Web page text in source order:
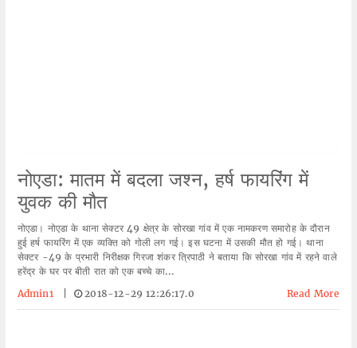
नोएडा: मातम में बदला जश्न, हर्ष फायरिंग में
युवक की मौत
नोएडा। नोएडा के थाना सेक्टर 49 क्षेत्र के सोरखा गांव में एक नामकरण समारोह के दौरान
हुई हर्ष फायरिंग में एक व्यक्ति को गोली लग गई। इस घटना में उसकी मौत हो गई। थाना
सेक्टर -49 के प्रभारी निरीक्षक गिरजा शंकर त्रिपाठी ने बताया कि सोरखा गांव में रहने वाले
हरेंद्र के घर पर बीती रात को एक बच्चे का...
Admin1
2018-12-29 12:26:17.0 Read More